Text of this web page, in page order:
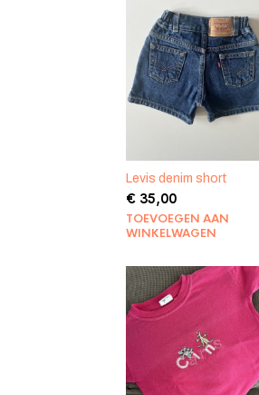
Levis denim short
€35,00
TOEVOEGEN AAN
WINKELWAGEN